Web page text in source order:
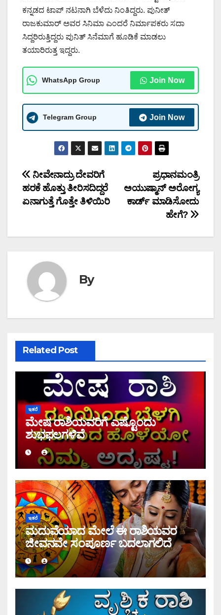
ಕನ್ನಡದ ಟಾಪ್ ನಟನಾಗಿ ಬೆಳೆದು ನಿಂತಿದ್ದರು. ಪುನೀತ್
ರಾಜಕುಮಾರ್ ಅವರ ಸಿನಿಮಾ ಎಂದರೆ ನಿರ್ಮಾಪಕರು ಸದಾ
ಸಿದ್ದರಿರುತ್ತಿದ್ದರು ಪುನಿತ್ ಸಿನೆಮಾಗೆ ಹೂಡಿಕೆ ಮಾಡಲು
ತಯಾರಿರುತ್ತ ಇದ್ದರು.
WhatsApp Group Join Now
Telegram Group Join Now
Post
navigation
ಪ್ರಧಾನಮಂತ್ರಿ
ಅಯುಷ್ಮಾನ್ ಅರೋಗ್ಯ
ಕಾರ್ಡ್ ಮಾಡಿಸೋದು
ಹೇಗೆ?
ನೀವೇನಾದ್ರು ದೇವರಿಗೆ
ಹರಕೆ ಹೊತ್ತು ತೀರಿಸದಿದ್ದರೆ
ಏನಾಗುತ್ತೆ ಗೊತ್ತೇ ತಿಳಿಯಿರಿ
By
Related Post
ಇತರೆ
ಮೇಷ ರಾಶಿಯವರಿಗೆ ಎಷ್ಟೊಂದು
ಶುಭಫಲಗಳಿವೆ
ಇತರೆ
ಮದುವೆಯಾದ ಮೇಲೆ ಈ ರಾಶಿಯವರ
ಜೀವನವೇ ಸಂಪೂರ್ಣ ಬದಲಾಗಲಿದೆ